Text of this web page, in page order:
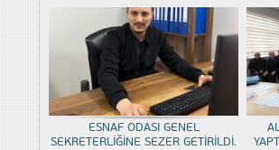
ESNAF ODASI GENEL
SEKRETERLİĞİNE SEZER GETİRİLDİ.